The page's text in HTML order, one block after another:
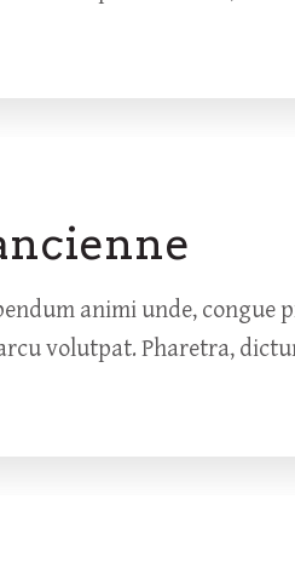
animi unde,
volutpat. Pharetra,